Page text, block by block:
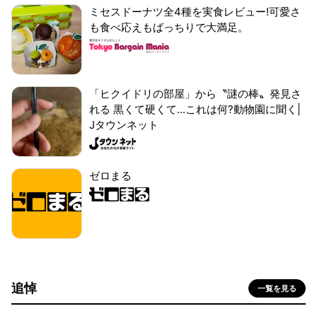
ミセスドーナツ全4種を実食レビュー!可愛さ
も食べ応えもばっちりで大満足。
「ヒクイドリの部屋」から〝謎の棒〟発見さ
れる 黒くて硬くて...これは何?動物園に聞く|
Jタウンネット
ゼロまる
追悼 一覧を見る